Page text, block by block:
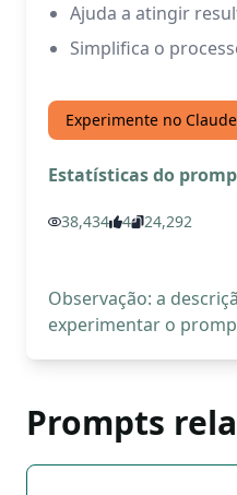
Ajuda a atingir
Simplifica o
Experimente no Claude
Estatísticas do
38,434 4 24,292
Observação: a
experimentar o
Prompts